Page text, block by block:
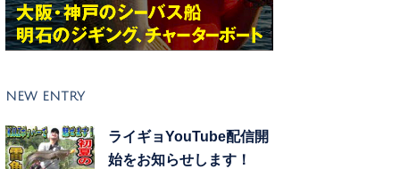
NEW ENTRY
ライギョYouTube配信開
始をお知らせします！